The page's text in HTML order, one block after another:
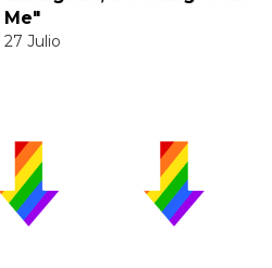
Me"
27 Julio